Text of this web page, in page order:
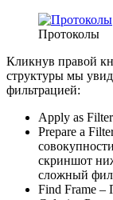
Протоколы
Кликнув правой
структуры мы
фильтрацией:
Apply as
Prepare a
скриншот
сложный
Find Frame –